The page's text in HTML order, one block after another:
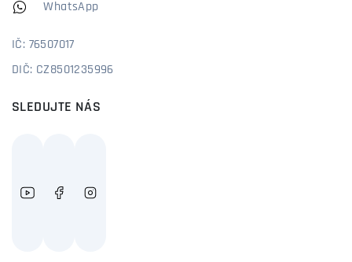
WhatsApp
IČ: 76507017
DIČ: CZ8501235996
SLEDUJTE NÁS